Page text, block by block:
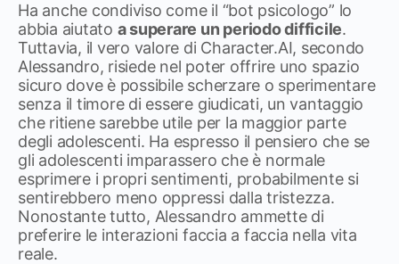
Ha anche condiviso come il “bot psicologo” lo
abbia aiutato a superare un periodo difficile.
Tuttavia, il vero valore di Character.AI, secondo
Alessandro, risiede nel poter offrire uno spazio
sicuro dove è possibile scherzare o sperimentare
senza il timore di essere giudicati, un vantaggio
che ritiene sarebbe utile per la maggior parte
degli adolescenti. Ha espresso il pensiero che se
gli adolescenti imparassero che è normale
esprimere i propri sentimenti, probabilmente si
sentirebbero meno oppressi dalla tristezza.
Nonostante tutto, Alessandro ammette di
preferire le interazioni faccia a faccia nella vita
reale.